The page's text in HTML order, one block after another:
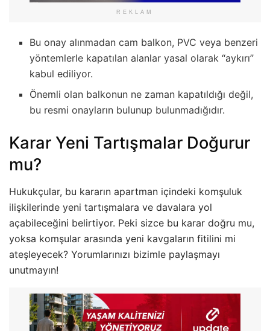
REKLAM
Bu onay alınmadan cam balkon, PVC veya benzeri
yöntemlerle kapatılan alanlar yasal olarak “aykırı”
kabul ediliyor.
Önemli olan balkonun ne zaman kapatıldığı değil,
bu resmi onayların bulunup bulunmadığıdır.
Karar Yeni Tartışmalar Doğurur
mu?
Hukukçular, bu kararın apartman içindeki komşuluk
ilişkilerinde yeni tartışmalara ve davalara yol
açabileceğini belirtiyor. Peki sizce bu karar doğru mu,
yoksa komşular arasında yeni kavgaların fitilini mi
ateşleyecek? Yorumlarınızı bizimle paylaşmayı
unutmayın!